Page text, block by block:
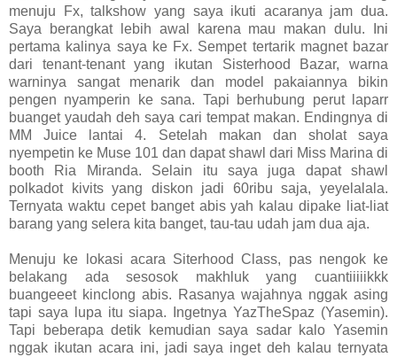
menuju Fx, talkshow yang saya ikuti acaranya jam dua.
Saya berangkat lebih awal karena mau makan dulu. Ini
pertama kalinya saya ke Fx. Sempet tertarik magnet bazar
dari tenant-tenant yang ikutan Sisterhood Bazar, warna
warninya sangat menarik dan model pakaiannya bikin
pengen nyamperin ke sana. Tapi berhubung perut laparr
buanget yaudah deh saya cari tempat makan. Endingnya di
MM Juice lantai 4. Setelah makan dan sholat saya
nyempetin ke Muse 101 dan dapat shawl dari Miss Marina di
booth Ria Miranda. Selain itu saya juga dapat shawl
polkadot kivits yang diskon jadi 60ribu saja, yeyelalala.
Ternyata waktu cepet banget abis yah kalau dipake liat-liat
barang yang selera kita banget, tau-tau udah jam dua aja.
Menuju ke lokasi acara Siterhood Class, pas nengok ke
belakang ada sesosok makhluk yang cuantiiiiikkk
buangeeet kinclong abis. Rasanya wajahnya nggak asing
tapi saya lupa itu siapa. Ingetnya YazTheSpaz (Yasemin).
Tapi beberapa detik kemudian saya sadar kalo Yasemin
nggak ikutan acara ini, jadi saya inget deh kalau ternyata